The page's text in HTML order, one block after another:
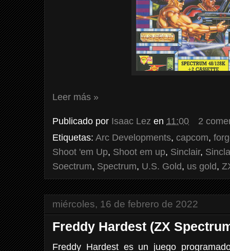
Leer más »
Publicado por Isaac Lez en 11:00
2
Etiquetas: Arc Developments, capcom,
Shoot 'em Up, Shoot em up, Sinclair,
Soectrum, Spectrum, U.S. Gold, us gold,
miércoles, 16 de febrero de 2022
Freddy Hardest (ZX
Freddy Hardest es un juego